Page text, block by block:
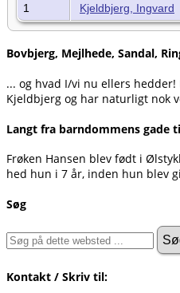
1
Kjeldbjerg, Ingvard
Bovbjerg, Mejlhede, Sandal,
... og hvad I/vi nu ellers
Kjeldbjerg og har naturligt nok
Langt fra barndommens gade
Frøken Hansen blev født i
hed hun i 7 år, inden hun blev
Søg
Kontakt / Skriv til: